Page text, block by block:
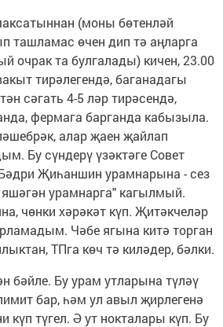
(моны бөтенләй
ташламас өчен дип тә аңларга
очрак та булгалады) кичен, 23.00
тирәлегендә, баганадагы
сәгать 4-5 ләр тирәсендә,
фермага барганда кабызыла.
алар җаен җайлап
Бу сүндерү үзәктәге Совет
Җиһаншин урамнарына - сез
урамнарга" кагылмый.
чөнки хәрәкәт күп. Җитәкчеләр
Чәбе ягына китә торган
ТПга көч тә киләдер, бәлки.
бәйле. Бу урам утларына түләү
бар, һәм ул авыл җирлегенә
күп түгел. Ә ут нокталары күп. Бу